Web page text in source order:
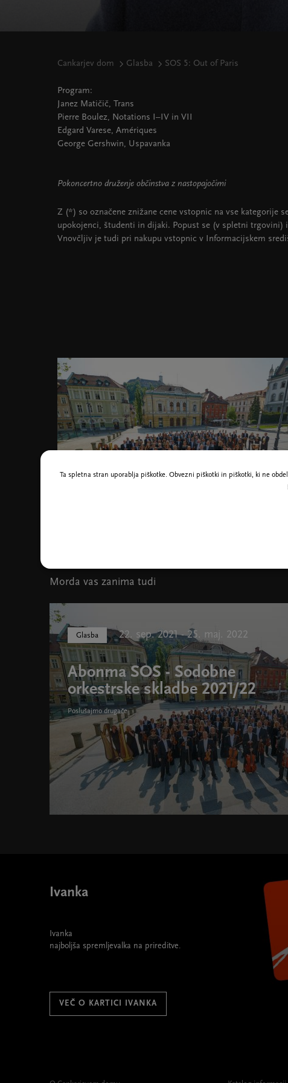
Cankarjev dom Glasba SOS 5: Out of Paris
Program:
Janez Matičič, Trans
Pierre Boulez, Notations I–IV in VII
Edgard Varese, Amériques
George Gershwin, Uspavanka
Pokoncertno druženje občinstva z nastopajočimi
Z (*) so označene znižane cene vstopnic na vse kategorije
upokojenci, študenti in dijaki. Popust se (v spletni trgovini)
Vnovčljiv je tudi pri nakupu vstopnic v Informacijskem
Morda vas zanima tudi
Glasba 22. sep. 2021 - 25. maj. 2022
Abonma SOS - Sodobne
orkestrske skladbe 2021/22
Poslušajmo drugače
Ivanka
Ivanka
najboljša spremljevalka na prireditve.
VEČ O KARTICI IVANKA
Ta spletna stran uporablja piškotke. Obvezni piškotki in piškotki, ki ne